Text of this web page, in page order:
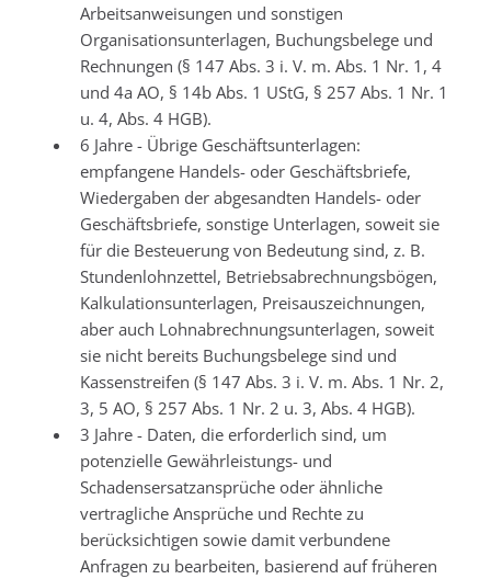
Arbeitsanweisungen und sonstigen
Organisationsunterlagen, Buchungsbelege und
Rechnungen (§ 147 Abs. 3 i. V. m. Abs. 1 Nr. 1, 4
und 4a AO, § 14b Abs. 1 UStG, § 257 Abs. 1 Nr. 1
u. 4, Abs. 4 HGB).
6 Jahre - Übrige Geschäftsunterlagen:
empfangene Handels- oder Geschäftsbriefe,
Wiedergaben der abgesandten Handels- oder
Geschäftsbriefe, sonstige Unterlagen, soweit sie
für die Besteuerung von Bedeutung sind, z. B.
Stundenlohnzettel, Betriebsabrechnungsbögen,
Kalkulationsunterlagen, Preisauszeichnungen,
aber auch Lohnabrechnungsunterlagen, soweit
sie nicht bereits Buchungsbelege sind und
Kassenstreifen (§ 147 Abs. 3 i. V. m. Abs. 1 Nr. 2,
3, 5 AO, § 257 Abs. 1 Nr. 2 u. 3, Abs. 4 HGB).
3 Jahre - Daten, die erforderlich sind, um
potenzielle Gewährleistungs- und
Schadensersatzansprüche oder ähnliche
vertragliche Ansprüche und Rechte zu
berücksichtigen sowie damit verbundene
Anfragen zu bearbeiten, basierend auf früheren